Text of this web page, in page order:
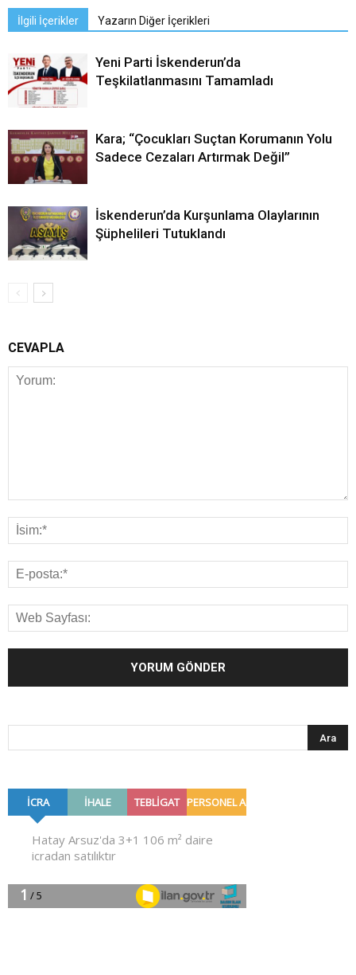
İlgili İçerikler Yazarın Diğer İçerikleri
Yeni Parti İskenderun’da
Teşkilatlanmasını Tamamladı
Kara; “Çocukları Suçtan Korumanın Yolu
Sadece Cezaları Artırmak Değil”
İskenderun’da Kurşunlama Olaylarının
Şüphelileri Tutuklandı
CEVAPLA